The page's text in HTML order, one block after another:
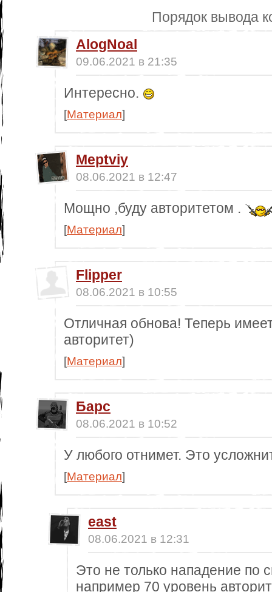
Порядок вывода
AlogNoal
09.06.2021 в 21:35
Интересно.
[Материал]
Meptviy
08.06.2021 в 12:47
Мощно ,буду авторитетом .
[Материал]
Flipper
08.06.2021 в 10:55
Отличная обнова! Теперь
авторитет)
[Материал]
Барс
08.06.2021 в 10:52
У любого отнимет. Это
[Материал]
east
08.06.2021 в 12:31
Это не только нападение по
например 70 уровень